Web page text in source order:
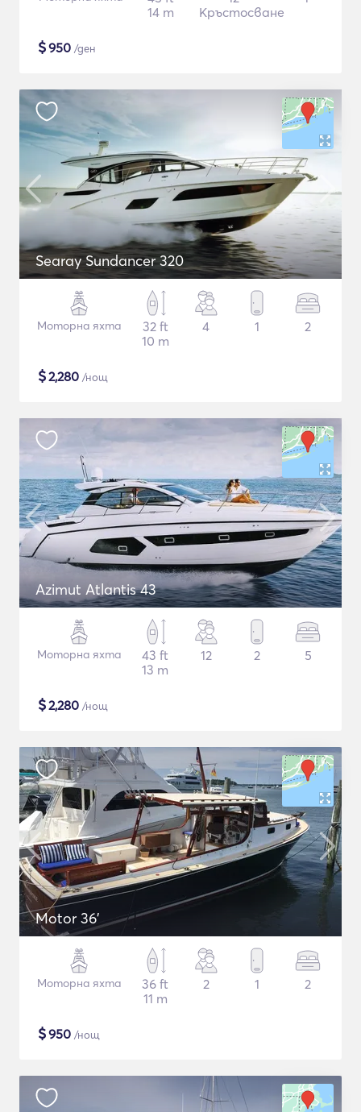
14 m
Кръстосване
$950 /ден
Searay Sundancer 320
Моторна яхта
32 ft
10 m
4 1 2
$2,280 /нощ
Azimut Atlantis 43
Моторна яхта
43 ft
13 m
12 2 5
$2,280 /нощ
Motor 36'
Моторна яхта
36 ft
11 m
2 1 2
$950 /нощ